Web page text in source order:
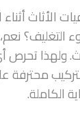
الأثاث
التغليف؟
ولهذا تحرص
الكاملة.